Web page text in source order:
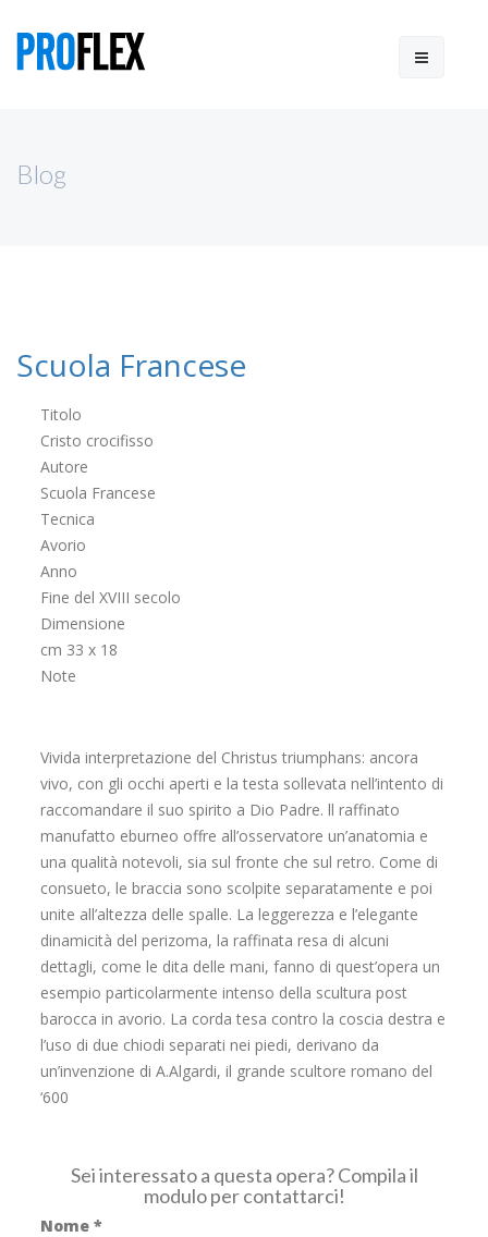
Blog
Scuola Francese
Titolo
Cristo crocifisso
Autore
Scuola Francese
Tecnica
Avorio
Anno
Fine del XVIII secolo
Dimensione
cm 33 x 18
Note
Vivida interpretazione del Christus triumphans: ancora
vivo, con gli occhi aperti e la testa sollevata nell’intento di
raccomandare il suo spirito a Dio Padre. ll raffinato
manufatto eburneo offre all’osservatore un’anatomia e
una qualità notevoli, sia sul fronte che sul retro. Come di
consueto, le braccia sono scolpite separatamente e poi
unite all’altezza delle spalle. La leggerezza e l’elegante
dinamicità del perizoma, la raffinata resa di alcuni
dettagli, come le dita delle mani, fanno di quest’opera un
esempio particolarmente intenso della scultura post
barocca in avorio. La corda tesa contro la coscia destra e
l’uso di due chiodi separati nei piedi, derivano da
un’invenzione di A.Algardi, il grande scultore romano del
‘600
Sei interessato a questa opera? Compila il
modulo per contattarci!
Nome *